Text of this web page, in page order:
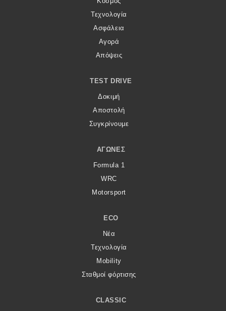
Τεχνολογία
Ασφάλεια
Αγορά
Απόψεις
TEST DRIVE
Δοκιμή
Αποστολή
Συγκρίνουμε
ΑΓΏΝΕΣ
Formula 1
WRC
Motorsport
ECO
Νέα
Τεχνολογία
Mobility
Σταθμοί φόρτισης
CLASSIC